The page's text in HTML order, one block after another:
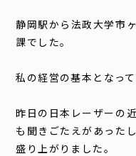
静岡駅から法政大学市
課でした。
私の経営の基本となっ
昨日の日本レーザーの
も聞きごたえがあった
盛り上がりました。